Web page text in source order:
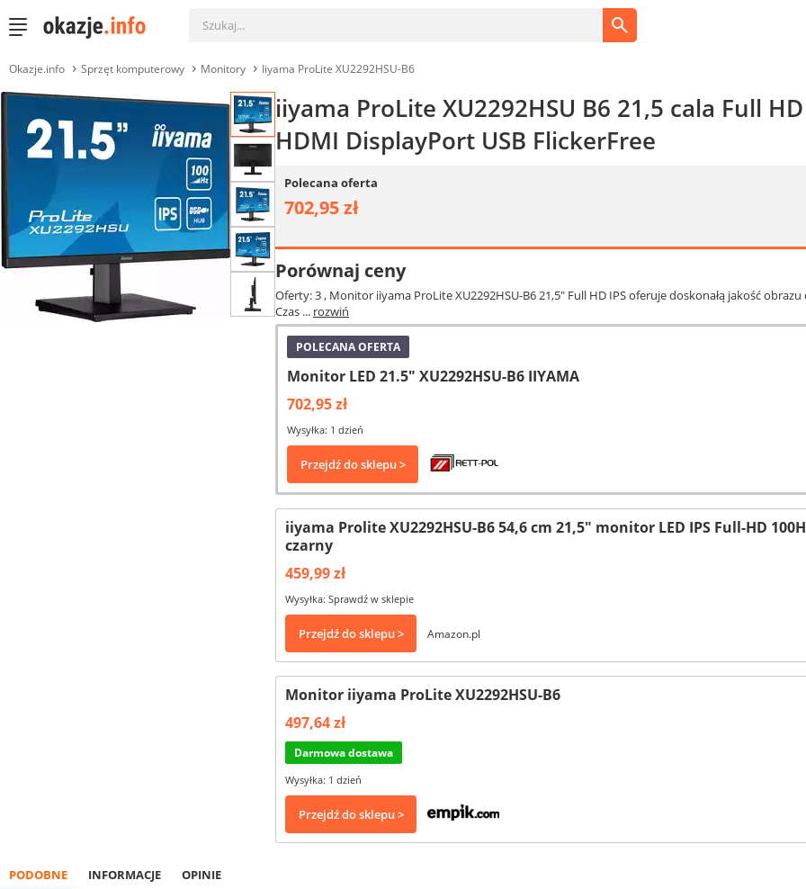
Okazje.info Sprzęt komputerowy Monitory Iiyama ProLite XU2292HSU-B6
iiyama ProLite XU2292HSU B6 21,5 cala Full
HDMI DisplayPort USB FlickerFree
Polecana oferta
702,95 zł
Porównaj ceny
Oferty: 3, Monitor iiyama ProLite XU2292HSU-B6 21,5" Full HD IPS oferuje doskonałą jakość
Czas ... rozwiń
POLECANA OFERTA
Monitor LED 21.5" XU2292HSU-B6 IIYAMA
702,95 zł
Wysyłka: 1 dzień
Przejdź do sklepu >
iiyama Prolite XU2292HSU-B6 54,6 cm 21,5" monitor LED IPS Full-HD
czarny
459,99 zł
Wysyłka: Sprawdź w sklepie
Przejdź do sklepu > Amazon.pl
Monitor iiyama ProLite XU2292HSU-B6
497,64 zł
Darmowa dostawa
Wysyłka: 1 dzień
Przejdź do sklepu >
PODOBNE INFORMACJE OPINIE